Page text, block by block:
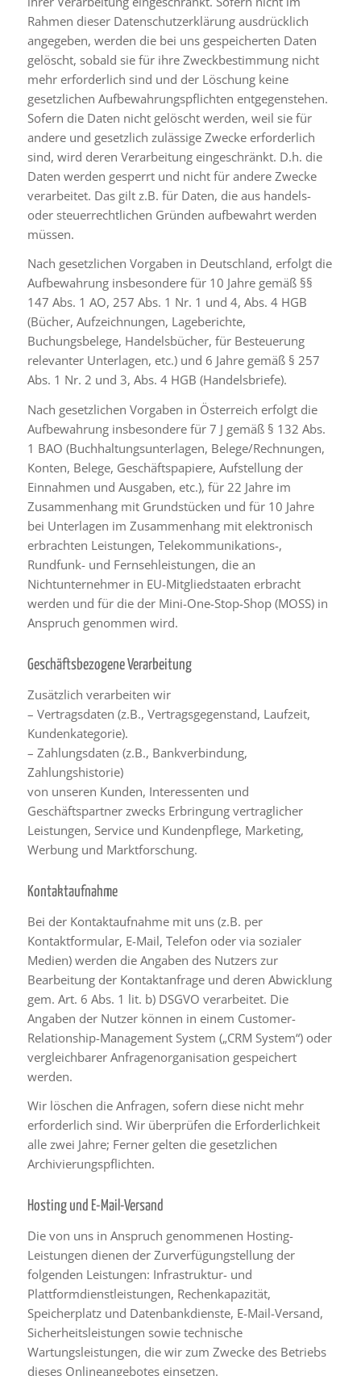
Rahmen dieser Datenschutzerklärung ausdrücklich
angegeben, werden die bei uns gespeicherten Daten
gelöscht, sobald sie für ihre Zweckbestimmung nicht
mehr erforderlich sind und der Löschung keine
gesetzlichen Aufbewahrungspflichten entgegenstehen.
Sofern die Daten nicht gelöscht werden, weil sie für
andere und gesetzlich zulässige Zwecke erforderlich
sind, wird deren Verarbeitung eingeschränkt. D.h. die
Daten werden gesperrt und nicht für andere Zwecke
verarbeitet. Das gilt z.B. für Daten, die aus handels-
oder steuerrechtlichen Gründen aufbewahrt werden
müssen.
Nach gesetzlichen Vorgaben in Deutschland, erfolgt die
Aufbewahrung insbesondere für 10 Jahre gemäß §§
147 Abs. 1 AO, 257 Abs. 1 Nr. 1 und 4, Abs. 4 HGB
(Bücher, Aufzeichnungen, Lageberichte,
Buchungsbelege, Handelsbücher, für Besteuerung
relevanter Unterlagen, etc.) und 6 Jahre gemäß § 257
Abs. 1 Nr. 2 und 3, Abs. 4 HGB (Handelsbriefe).
Nach gesetzlichen Vorgaben in Österreich erfolgt die
Aufbewahrung insbesondere für 7 J gemäß § 132 Abs.
1 BAO (Buchhaltungsunterlagen, Belege/Rechnungen,
Konten, Belege, Geschäftspapiere, Aufstellung der
Einnahmen und Ausgaben, etc.), für 22 Jahre im
Zusammenhang mit Grundstücken und für 10 Jahre
bei Unterlagen im Zusammenhang mit elektronisch
erbrachten Leistungen, Telekommunikations-,
Rundfunk- und Fernsehleistungen, die an
Nichtunternehmer in EU-Mitgliedstaaten erbracht
werden und für die der Mini-One-Stop-Shop (MOSS) in
Anspruch genommen wird.
Geschäftsbezogene Verarbeitung
Zusätzlich verarbeiten wir
– Vertragsdaten (z.B., Vertragsgegenstand, Laufzeit,
Kundenkategorie).
– Zahlungsdaten (z.B., Bankverbindung,
Zahlungshistorie)
von unseren Kunden, Interessenten und
Geschäftspartner zwecks Erbringung vertraglicher
Leistungen, Service und Kundenpflege, Marketing,
Werbung und Marktforschung.
Kontaktaufnahme
Bei der Kontaktaufnahme mit uns (z.B. per
Kontaktformular, E-Mail, Telefon oder via sozialer
Medien) werden die Angaben des Nutzers zur
Bearbeitung der Kontaktanfrage und deren Abwicklung
gem. Art. 6 Abs. 1 lit. b) DSGVO verarbeitet. Die
Angaben der Nutzer können in einem Customer-
Relationship-Management System („CRM System“) oder
vergleichbarer Anfragenorganisation gespeichert
werden.
Wir löschen die Anfragen, sofern diese nicht mehr
erforderlich sind. Wir überprüfen die Erforderlichkeit
alle zwei Jahre; Ferner gelten die gesetzlichen
Archivierungspflichten.
Hosting und E-Mail-Versand
Die von uns in Anspruch genommenen Hosting-
Leistungen dienen der Zurverfügungstellung der
folgenden Leistungen: Infrastruktur- und
Plattformdienstleistungen, Rechenkapazität,
Speicherplatz und Datenbankdienste, E-Mail-Versand,
Sicherheitsleistungen sowie technische
Wartungsleistungen, die wir zum Zwecke des Betriebs
dieses Onlineangebotes einsetzen.